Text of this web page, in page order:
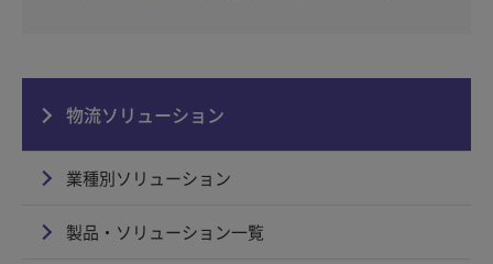
物流ソリューション
業種別ソリューション
製品・ソリューション一覧